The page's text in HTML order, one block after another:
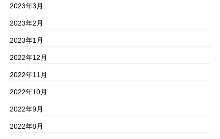
2023年3月
2023年2月
2023年1月
2022年12月
2022年11月
2022年10月
2022年9月
2022年8月